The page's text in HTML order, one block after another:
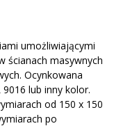
umożliwiającymi
ścianach masywnych
Ocynkowana
lub inny kolor.
od 150 x 150
po